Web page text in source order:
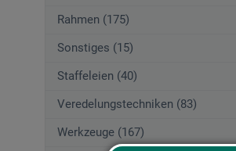
Rahmen (175)
Sonstiges (15)
Staffeleien (40)
Veredelungstechniken (83)
Werkzeuge (167)